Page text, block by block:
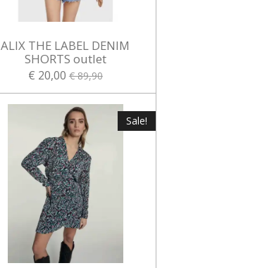
ALIX THE LABEL DENIM
SHORTS outlet
€ 20,00 € 89,90
Sale!